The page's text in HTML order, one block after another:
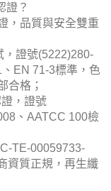
證？
，品質與安全雙重
，證號(5222)280-
EN 71-3標準，色
合格；
，證號
、AATCC 100檢
TE-00059733-
資質正規，再生纖